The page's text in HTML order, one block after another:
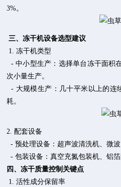
3%。
三、冻干机设备选型建议
1. 冻干机类型
- 中小型生产：选择单台冻干面积
次小量生产。
- 大规模生产：几十平米以上的连
耗。
2. 配套设备
- 预处理设备：超声波清洗机、微波
- 包装设备：真空充氮包装机、铝箔
四、冻干质量控制关键点
1. 活性成分保留率